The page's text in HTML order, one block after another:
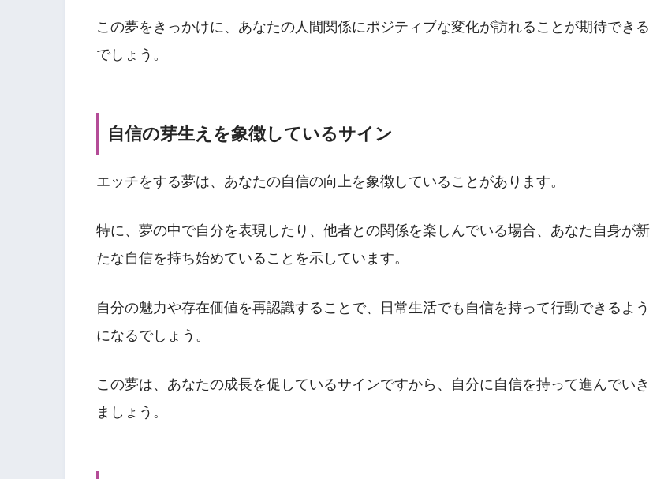
この夢をきっかけに、あなたの人間関係にポジティブな変化が訪れることが期待できる
でしょう。
自信の芽生えを象徴しているサイン
エッチをする夢は、あなたの自信の向上を象徴していることがあります。
特に、夢の中で自分を表現したり、他者との関係を楽しんでいる場合、あなた自身が新
たな自信を持ち始めていることを示しています。
自分の魅力や存在価値を再認識することで、日常生活でも自信を持って行動できるよう
になるでしょう。
この夢は、あなたの成長を促しているサインですから、自分に自信を持って進んでいき
ましょう。